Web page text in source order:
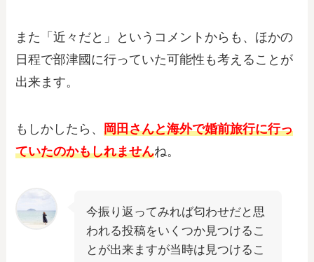
また「近々だと」というコメントからも、ほかの
日程で部津國に行っていた可能性も考えることが
出来ます。
もしかしたら、岡田さんと海外で婚前旅行に行っ
ていたのかもしれませんね。
今振り返ってみれば匂わせだと思
われる投稿をいくつか見つけるこ
とが出来ますが当時は見つけるこ